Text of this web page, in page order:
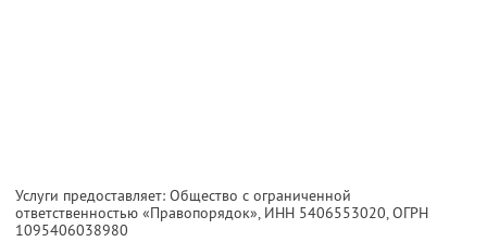
Услуги предоставляет: Общество с ограниченной
ответственностью «Правопорядок», ИНН 5406553020, ОГРН
1095406038980